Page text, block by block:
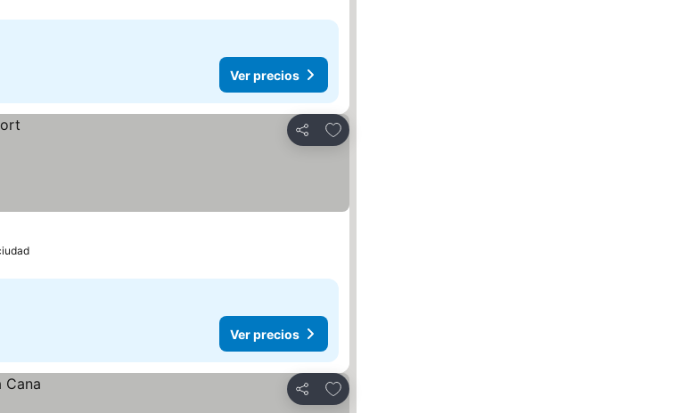
Ver precios
Compartir
Agregar a favoritos
Ver precios
Compartir
Agregar a favoritos